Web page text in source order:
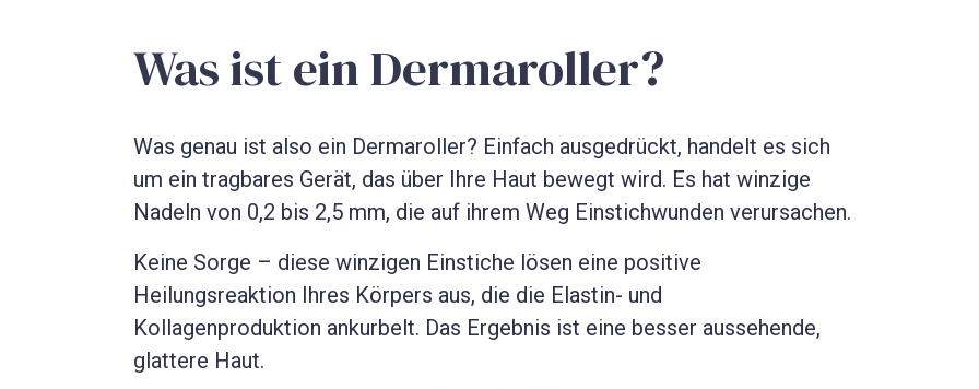
Was ist ein Dermaroller?
Was genau ist also ein Dermaroller? Einfach ausgedrückt, handelt es sich
um ein tragbares Gerät, das über Ihre Haut bewegt wird. Es hat winzige
Nadeln von 0,2 bis 2,5 mm, die auf ihrem Weg Einstichwunden verursachen.
Keine Sorge – diese winzigen Einstiche lösen eine positive
Heilungsreaktion Ihres Körpers aus, die die Elastin- und
Kollagenproduktion ankurbelt. Das Ergebnis ist eine besser aussehende,
glattere Haut.